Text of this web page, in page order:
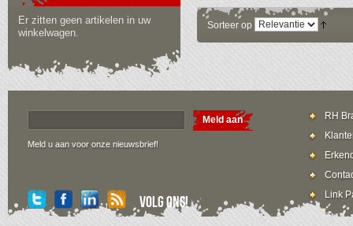
Sorteer op
Er zitten geen artikelen in uw
winkelwagen.
Meld aan
Meld u aan voor onze nieuwsbrief!
RH
Link
Volg ons!